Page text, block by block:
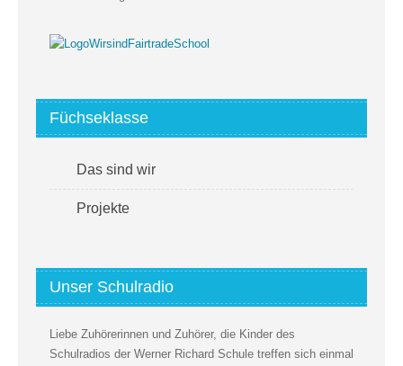
Füchseklasse
Das sind wir
Projekte
Unser Schulradio
Liebe Zuhörerinnen und Zuhörer, die Kinder des
Schulradios der Werner Richard Schule treffen sich einmal